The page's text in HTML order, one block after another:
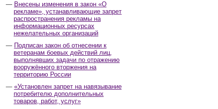
Внесены изменения в закон «О
рекламе», устанавливающие запрет
распространения рекламы на
информационных ресурсах
нежелательных организаций
Подписан закон об отнесении к
ветеранам боевых действий лиц,
выполнявших задачи по отражению
вооружённого вторжения на
территорию России
«Установлен запрет на навязывание
потребителю дополнительных
товаров, работ, услуг»